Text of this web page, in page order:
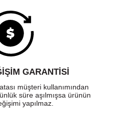
GARANTİSİ
müşteri kullanımından
süre aşılmışsa ürünün
yapılmaz.